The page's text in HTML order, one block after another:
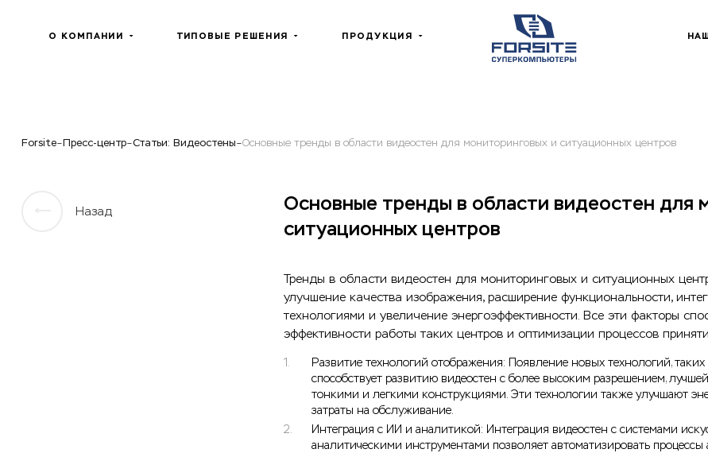
О КОМПАНИИ ТИПОВЫЕ РЕШЕНИЯ ПРОДУКЦИЯ
Forsite Пресс-центр Статьи: Видеостены Основные тренды в области видеостен для мониторинговых и ситуационных центров
Основные тренды в области видеостен для
ситуационных центров
Назад
Тренды в области видеостен для мониторинговых и ситуационных
улучшение качества изображения, расширение функциональности,
технологиями и увеличение энергоэффективности. Все эти факторы
эффективности работы таких центров и оптимизации процессов
Развитие технологий отображения: Появление новых технологий,
способствует развитию видеостен с более высоким разрешением,
тонкими и легкими конструкциями. Эти технологии также улучшают
затраты на обслуживание.
Интеграция с ИИ и аналитикой: Интеграция видеостен с системами
аналитическими инструментами позволяет автоматизировать